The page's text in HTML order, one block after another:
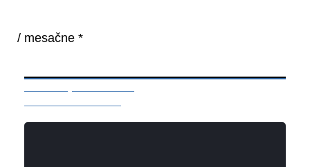
/ mesačne *